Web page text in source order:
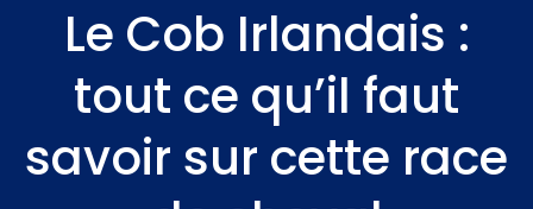
Le Cob Irlandais :
tout ce qu’il faut
savoir sur cette race